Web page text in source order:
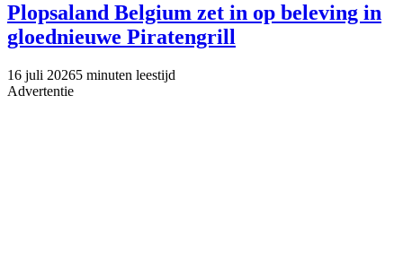
Plopsaland Belgium zet in op beleving in
gloednieuwe Piratengrill
16 juli 20265 minuten leestijd
Advertentie